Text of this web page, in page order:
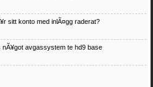
sitt konto med inlÃ¤gg raderat?
avgassystem te hd9 base